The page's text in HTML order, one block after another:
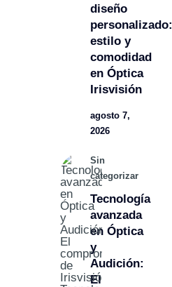
diseño
personalizado:
estilo y
comodidad
en Óptica
Irisvisión
agosto 7,
2026
Sin
categorizar
Tecnología
avanzada
en Óptica
y
Audición:
El